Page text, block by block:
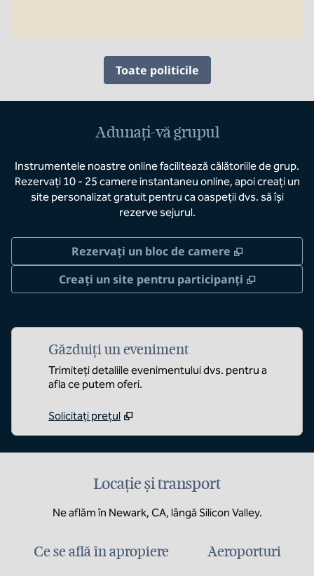
Toate politicile
Adunați-vă grupul
Instrumentele noastre online facilitează călătoriile de grup.
Rezervați 10 - 25 camere instantaneu online, apoi creați un
site personalizat gratuit pentru ca oaspeții dvs. să își
rezerve sejurul.
Rezervați un bloc de camere ,
Creați un site pentru participanți
,
Găzduiți un eveniment
Trimiteți detaliile evenimentului dvs. pentru a
afla ce putem oferi.
Solicitați prețul
Locație și transport
Ne aflăm în Newark, CA, lângă Silicon Valley.
Ce se află în apropiere Aeroporturi